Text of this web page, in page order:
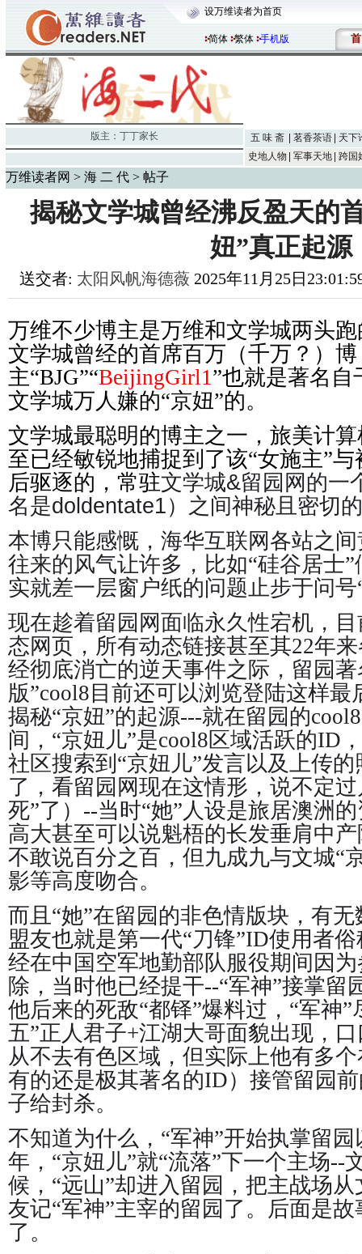
设万维读者为首页
简体 繁体 手机版 首
版主： 丁丁家长 五 味 斋 茗香茶语
天下
史地人物
军事天地 跨国
万维读者网 > 海 二 代 > 帖子
揭秘文学城曾经沸反盈天的
妞”真正起源
送交者: 太阳风帆海德薇 2025年11月25日
万维不少博主是万维和文学城两头
文学城曾经的首席百万（千万？）博
主“BJG”“BeijingGirl1”也就是著名自
文学城万人嫌的“京妞”的。
文学城最聪明的博主之一，旅美计
至已经敏锐地捕捉到了该“女施主”
后驱逐的，常驻文学城&留园网的一
名是doldentate1）之间神秘且密切
本博只能感慨，海华互联网各站之
往来的风气让许多，比如“硅谷居士
实就差一层窗户纸的问题止步于问号
现在趁着留园网面临永久性宕机，
态网页，所有动态链接甚至其22年
经彻底消亡的逆天事件之际，留园
版”cool8目前还可以浏览登陆这样
揭秘“京妞”的起源---就在留园的
间，“京妞儿”是cool8区域活跃的ID
社区搜索到“京妞儿”发言以及上传
了，看留园网现在这情形，说不定
死”了）--当时“她”人设是旅居澳洲
高大甚至可以说魁梧的长发垂肩中
不敢说百分之百，但九成九与文城“
影等高度吻合。
而且“她”在留园的非色情版块，有
盟友也就是第一代“刀锋”ID使用者
经在中国空军地勤部队服役期间因
除，当时他已经提干--“军神”接掌留
他后来的死敌“都铎”爆料过，“军神”
五”正人君子+江湖大哥面貌出现，
从不去有色区域，但实际上他有多
有的还是极其著名的ID）接管留园
子给封杀。
不知道为什么，“军神”开始执掌留园
年，“京妞儿”就“流落”下一个主场--
候，“远山”却进入留园，把主战场
友记“军神”主宰的留园了。后面是
了。